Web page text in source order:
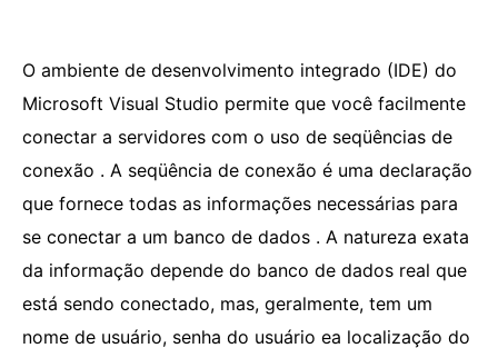
O ambiente de desenvolvimento integrado (IDE) do
Microsoft Visual Studio permite que você facilmente
conectar a servidores com o uso de seqüências de
conexão . A seqüência de conexão é uma declaração
que fornece todas as informações necessárias para
se conectar a um banco de dados . A natureza exata
da informação depende do banco de dados real que
está sendo conectado, mas, geralmente, tem um
nome de usuário, senha do usuário ea localização do